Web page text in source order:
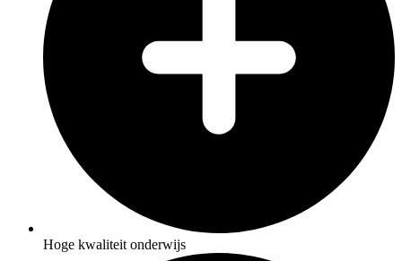
Hoge kwaliteit onderwijs